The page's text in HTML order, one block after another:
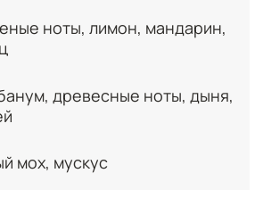
ноты, лимон, мандарин,
древесные ноты, дыня,
мох, мускус